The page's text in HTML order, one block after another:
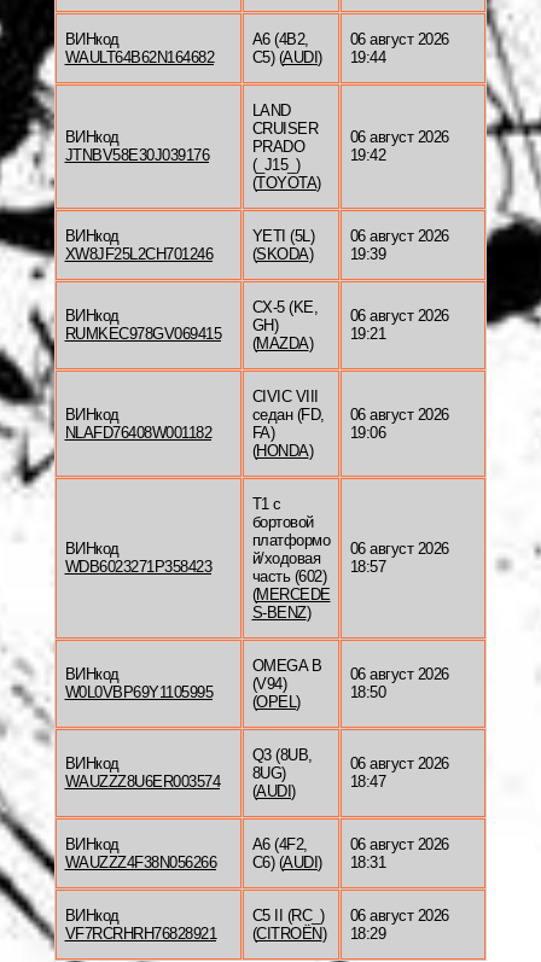
ВИНкод
WAULT64B62N164682
A6 (4B2,
C5) (AUDI )
06 август 2026
19:44
ВИНкод
JTNBV58E30J039176
LAND
CRUISER
PRADO
(_J15_)
(TOYOTA)
06 август 2026
19:42
ВИНкод
XW8JF25L2CH701246
YETI (5L)
(SKODA)
06 август 2026
19:39
ВИНкод
RUMKEC978GV069415
CX-5 (KE,
GH)
(MAZDA)
06 август 2026
19:21
ВИНкод
NLAFD76408W001182
CIVIC VIII
седан (FD,
FA)
(HONDA)
06 август 2026
19:06
ВИНкод
WDB6023271P358423
T1 c
бортовой
платформо
й/ходовая
часть (602)
(MERCEDE
S-BENZ)
06 август 2026
18:57
ВИНкод
W0L0VBP69Y1105995
OMEGA B
(V94)
(OPEL)
06 август 2026
18:50
ВИНкод
WAUZZZ8U6ER003574
Q3 (8UB,
8UG)
(AUDI )
06 август 2026
18:47
ВИНкод
WAUZZZ4F38N056266
A6 (4F2,
C6) (AUDI )
06 август 2026
18:31
ВИНкод
VF7RCRHRH76828921
C5 II (RC_)
(CITROËN)
06 август 2026
18:29